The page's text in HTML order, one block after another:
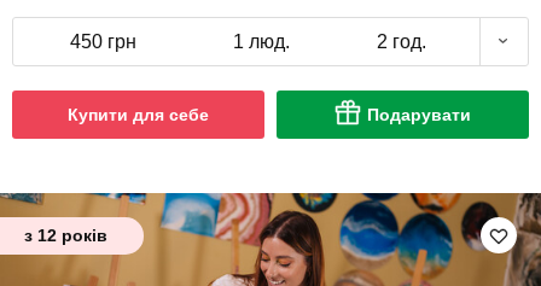
450 грн 1 люд. 2 год.
Купити для себе Подарувати
з 12 років